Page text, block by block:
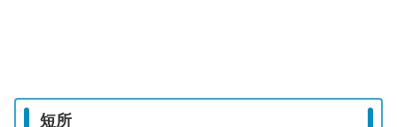
短所